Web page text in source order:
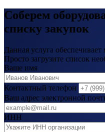
Соберем
списку закупок
Данная услуга
Просто загрузите список
Ваше имя
Контактный телефон
Ваш адрес электронной
ИНН